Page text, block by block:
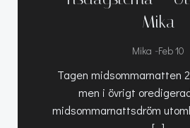
Mika
Mika -Feb 10
Tagen midsommarnatten
men i övrigt
midsommarnattsdröm